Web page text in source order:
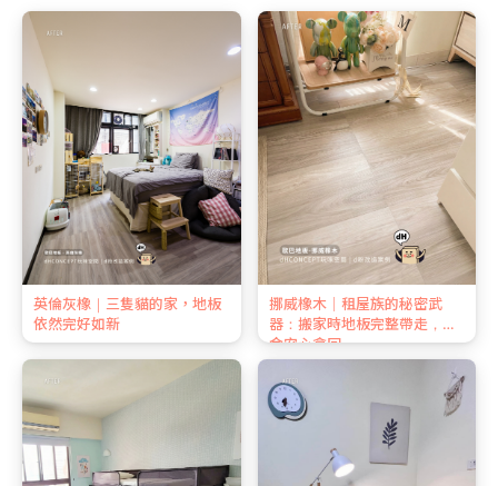
英倫灰橡｜三隻貓的家，地板
依然完好如新
挪威橡木｜租屋族的秘密武
器：搬家時地板完整帶走，押
金安心拿回